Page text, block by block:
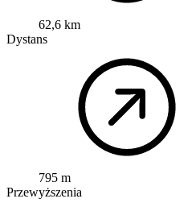
62,6 km
Dystans
795 m
Przewyższenia